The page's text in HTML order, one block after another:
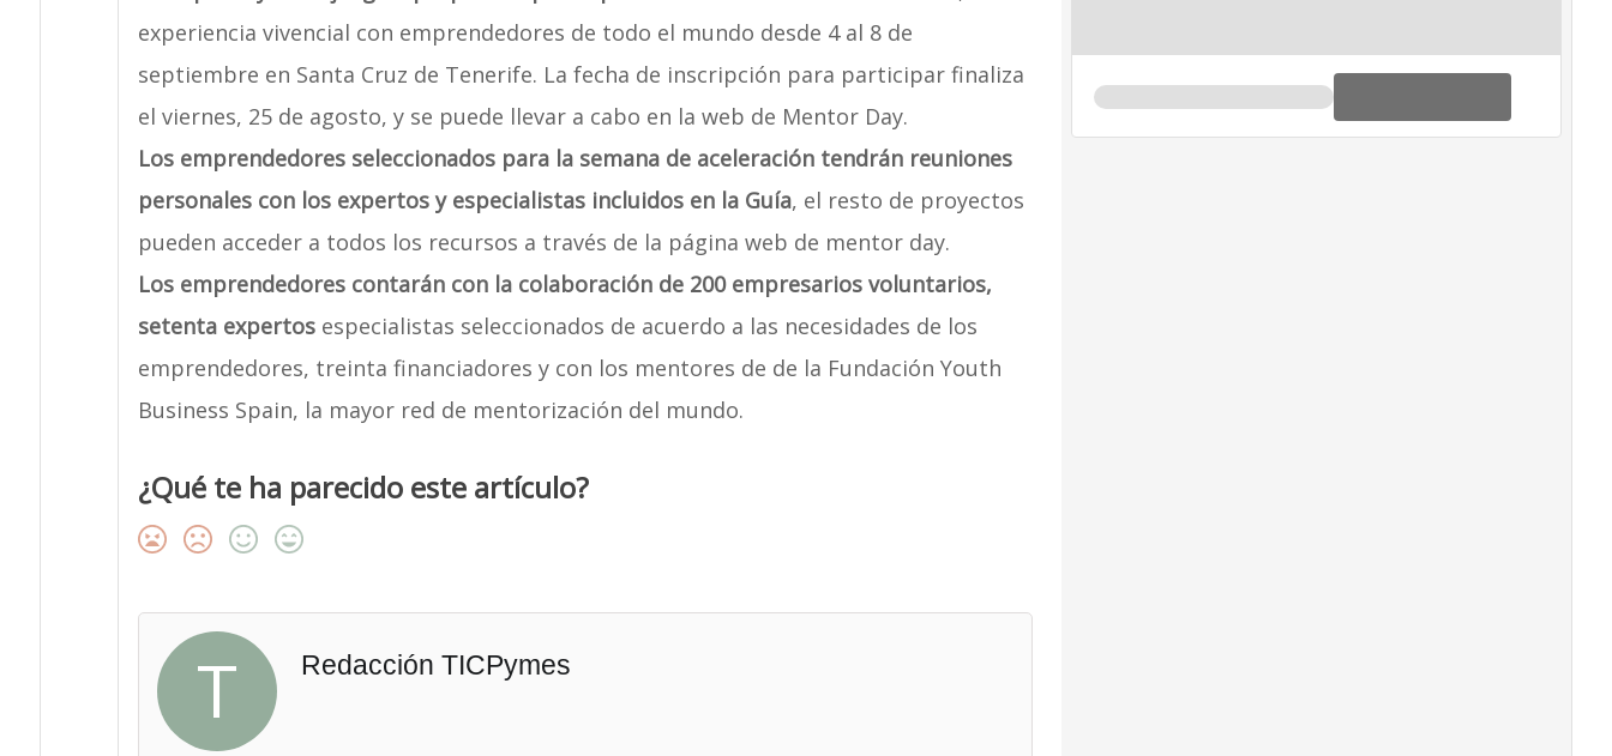
experiencia vivencial con emprendedores de todo el mundo desde 4 al 8 de
septiembre en Santa Cruz de Tenerife. La fecha de inscripción para participar finaliza
el viernes, 25 de agosto, y se puede llevar a cabo en la web de Mentor Day.
Los emprendedores seleccionados para la semana de aceleración tendrán reuniones
personales con los expertos y especialistas incluidos en la Guía, el resto de proyectos
pueden acceder a todos los recursos a través de la página web de mentor day.
Los emprendedores contarán con la colaboración de 200 empresarios voluntarios,
setenta expertosespecialistas seleccionados de acuerdo a las necesidades de los
emprendedores, treinta financiadores y con los mentores de de la Fundación Youth
Business Spain, la mayor red de mentorización del mundo.
¿Qué te ha parecido este artículo?
T Redacción TICPymes